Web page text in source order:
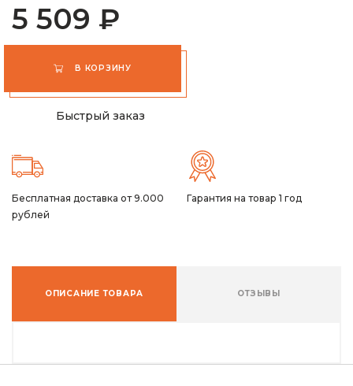
5 509 ₽
В КОРЗИНУ
Быстрый заказ
Бесплатная доставка от 9.000
рублей
Гарантия на товар 1 год
ОПИСАНИЕ ТОВАРА ОТЗЫВЫ